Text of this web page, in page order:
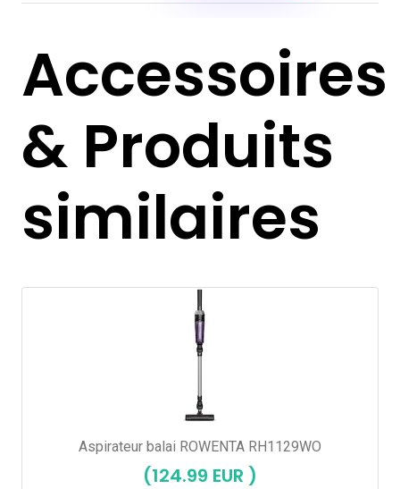
Accessoires
& Produits
similaires
Aspirateur balai ROWENTA RH1129WO
(124.99 EUR )